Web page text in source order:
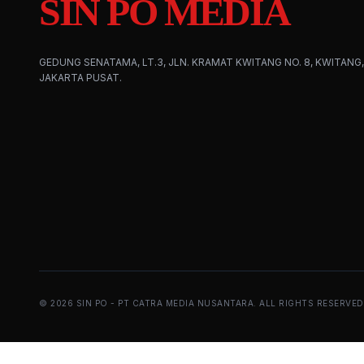
SIN PO MEDIA
GEDUNG SENATAMA, LT.3, JLN. KRAMAT KWITANG NO. 8,
JAKARTA PUSAT.
© 2026 SIN PO - PT CATRA MEDIA NUSANTARA. ALL RIGHTS